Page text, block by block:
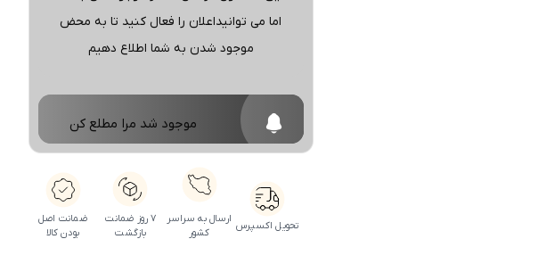
اما می توانیداعلان را فعال کنید تا به محض
موجود شدن به شما اطلاع دهیم
موجود شد مرا مطلع کن
تحویل اکسپرس
ارسال به سراسر
کشور
۷ روز ضمانت
بازگشت
ضمانت اصل
بودن کالا